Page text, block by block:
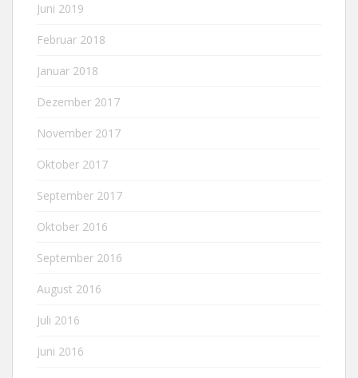
Juni 2019
Februar 2018
Januar 2018
Dezember 2017
November 2017
Oktober 2017
September 2017
Oktober 2016
September 2016
August 2016
Juli 2016
Juni 2016